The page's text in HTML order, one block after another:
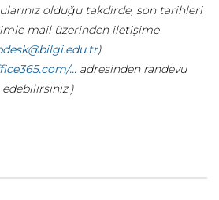
olduğu takdirde, son tarihleri
mail üzerinden iletişime
)
... adresinden randevu